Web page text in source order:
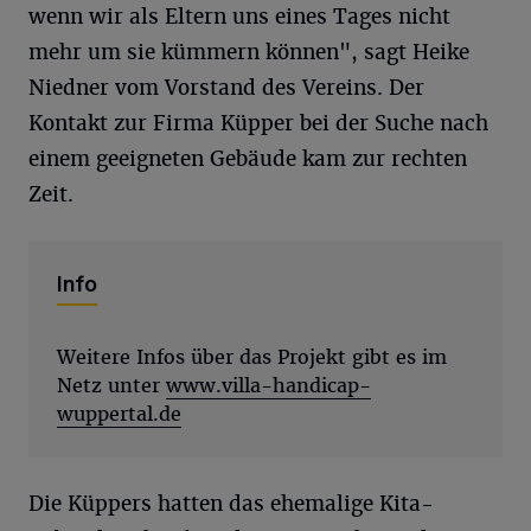
wenn wir als Eltern uns eines Tages nicht
mehr um sie kümmern können", sagt Heike
Niedner vom Vorstand des Vereins. Der
Kontakt zur Firma Küpper bei der Suche nach
einem geeigneten Gebäude kam zur rechten
Zeit.
Info
Weitere Infos über das Projekt gibt es im
Netz unter www.villa-handicap-
wuppertal.de
Die Küppers hatten das ehemalige Kita-